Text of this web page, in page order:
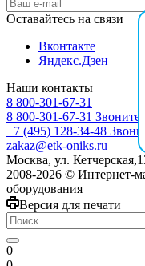
Оставайтесь на связи
Вконтакте
Яндекс.Дзен
Наши контакты
8 800-301-67-31
8 800-301-67-31 Звоните
+7 (495) 128-34-48
zakaz@etk-oniks.ru
Москва, ул.
2008-2026 © Интернет-
оборудования
Версия для печати
0